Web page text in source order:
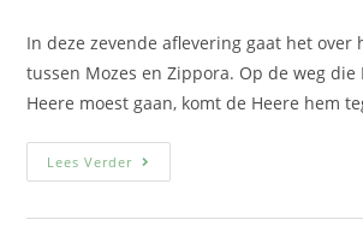
In deze zevende aflevering gaat het over
tussen Mozes en Zippora. Op de weg die
Heere moest gaan, komt de Heere hem
Lees Verder